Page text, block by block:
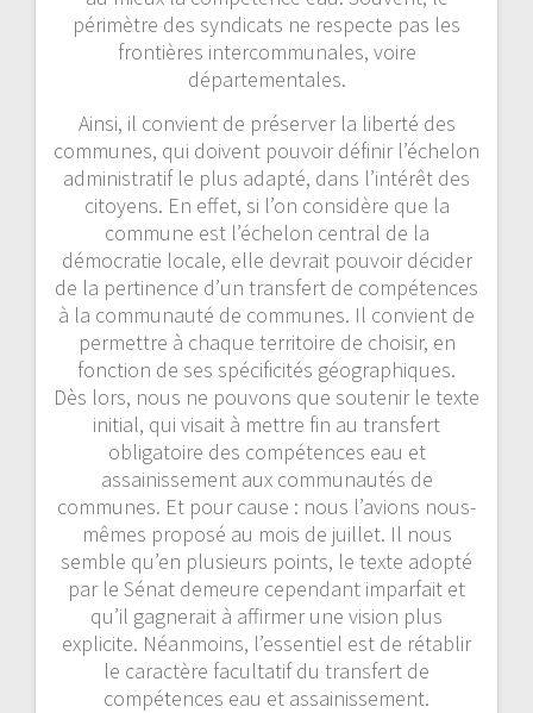
périmètre des syndicats ne respecte pas les
frontières intercommunales, voire
départementales.
Ainsi, il convient de préserver la liberté des
communes, qui doivent pouvoir définir l’échelon
administratif le plus adapté, dans l’intérêt des
citoyens. En effet, si l’on considère que la
commune est l’échelon central de la
démocratie locale, elle devrait pouvoir décider
de la pertinence d’un transfert de compétences
à la communauté de communes. Il convient de
permettre à chaque territoire de choisir, en
fonction de ses spécificités géographiques.
Dès lors, nous ne pouvons que soutenir le texte
initial, qui visait à mettre fin au transfert
obligatoire des compétences eau et
assainissement aux communautés de
communes. Et pour cause : nous l’avions nous-
mêmes proposé au mois de juillet. Il nous
semble qu’en plusieurs points, le texte adopté
par le Sénat demeure cependant imparfait et
qu’il gagnerait à affirmer une vision plus
explicite. Néanmoins, l’essentiel est de rétablir
le caractère facultatif du transfert de
compétences eau et assainissement.